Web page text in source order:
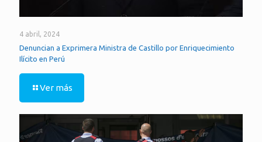
4 abril, 2024
Denuncian a Exprimera Ministra de Castillo por Enriquecimiento
Ilícito en Perú
Ver más